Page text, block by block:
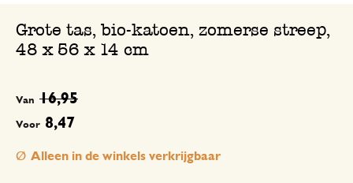
Grote tas, bio-katoen, zomerse streep,
48 x 56 x 14 cm
Voor 8,47
Van 16,95
Alleen in de winkels verkrijgbaar